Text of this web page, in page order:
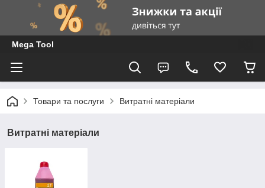
Mega Tool
Товари та послуги Витратні матеріали
Витратні матеріали